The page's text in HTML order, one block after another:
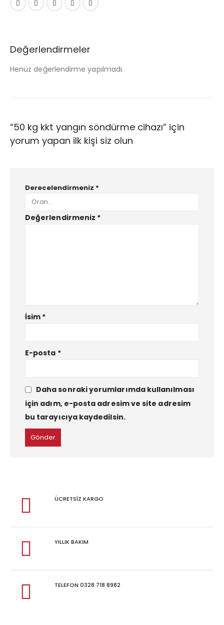
Değerlendirmeler
Henüz değerlendirme yapılmadı.
“50 kg kkt yangın söndürme cihazı” için
yorum yapan ilk kişi siz olun
Derecelendirmeniz *
Değerlendirmeniz *
İsim *
E-posta *
Daha sonraki yorumlarımda kullanılması
için adım, e-posta adresim ve site adresim
bu tarayıcıya kaydedilsin.
ÜCRETSİZ KARGO
YILLIK BAKIM
TELEFON 0328 718 8982